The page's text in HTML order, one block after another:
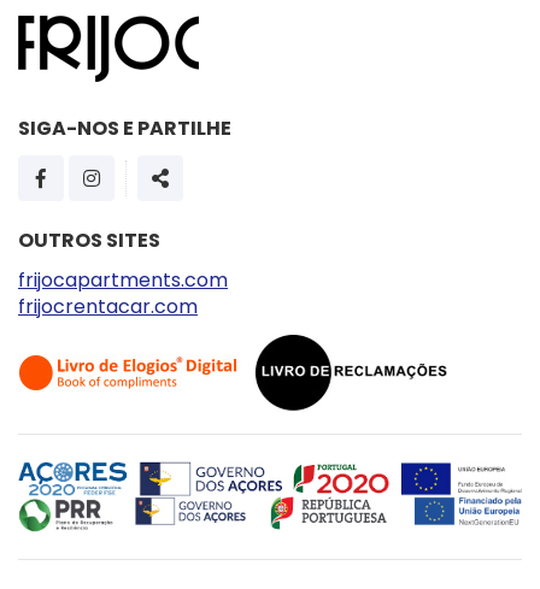
SIGA-NOS E PARTILHE
PÁGINA DO FACEBOOK
PÁGINA DO INSTAGRAM
SHARE
OUTROS SITES
frijocapartments.com
frijocrentacar.com